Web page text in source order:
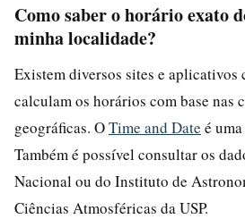
Como saber o horário exato
minha localidade?
Existem diversos sites e aplicativos
calculam os horários com base nas
geográficas. OTime and Date é
Também é possível consultar os
Nacional ou do Instituto de
Ciências Atmosféricas da USP.